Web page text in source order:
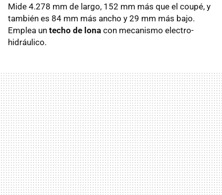
Mide 4.278 mm de largo, 152 mm más que el coupé, y
también es 84 mm más ancho y 29 mm más bajo.
Emplea un techo de lona con mecanismo electro-
hidráulico.